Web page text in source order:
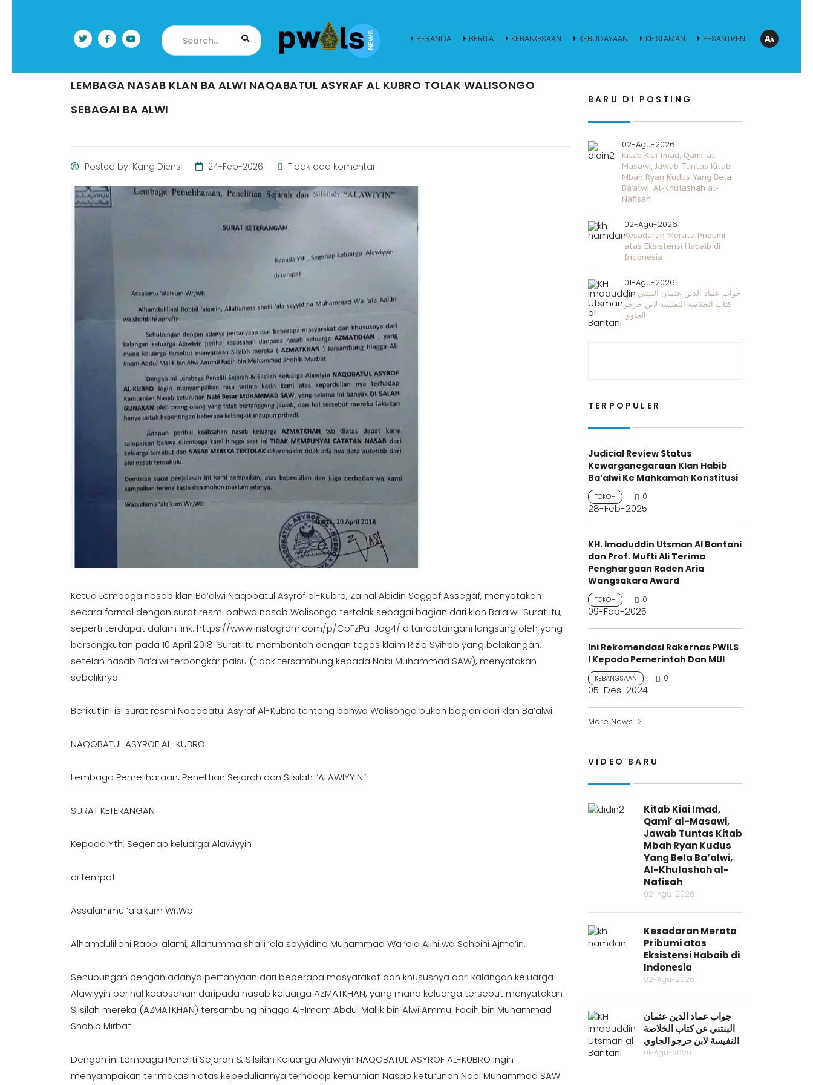
BERANDA BERITA KEBANGSAAN KEBUDAYAAN KEISLAMAN PESANTREN
LEMBAGA NASAB KLAN BA ALWI NAQABATUL ASYRAF AL KUBRO TOLAK WALISONGO
SEBAGAI BA ALWI
Posted by: Kang Diens 24-Feb-2026 Tidak ada komentar
Ketua Lembaga nasab klan Ba’alwi Naqobatul Asyrof al-Kubro, Zainal Abidin Seggaf Assegaf, menyatakan
secara formal dengan surat resmi bahwa nasab Walisongo tertolak sebagai bagian dari klan Ba’alwi. Surat itu,
seperti terdapat dalam link: https://www.instagram.com/p/CbFzPa-Jog4/ ditandatangani langsung oleh yang
bersangkutan pada 10 April 2018. Surat itu membantah dengan tegas klaim Riziq Syihab yang belakangan,
setelah nasab Ba’alwi terbongkar palsu (tidak tersambung kepada Nabi Muhammad SAW), menyatakan
sebaliknya.
Berikut ini isi surat resmi Naqobatul Asyraf Al-Kubro tentang bahwa Walisongo bukan bagian dari klan Ba’alwi:
NAQOBATUL ASYROF AL-KUBRO
Lembaga Pemeliharaan, Penelitian Sejarah dan Silsilah “ALAWIYYIN”
SURAT KETERANGAN
Kepada Yth, Segenap keluarga Alawiyyin
di tempat
Assalammu ‘alaikum Wr.Wb
Alhamdulillahi Rabbi alami, Allahumma shalli ‘ala sayyidina Muhammad Wa ‘ala Alihi wa Sohbihi Ajma’in.
Sehubungan dengan adanya pertanyaan dari beberapa masyarakat dan khususnya dari kalangan keluarga
Alawiyyin perihal keabsahan daripada nasab keluarga AZMATKHAN, yang mana keluarga tersebut menyatakan
Silsilah mereka (AZMATKHAN) tersambung hingga Al-Imam Abdul Mallik bin Alwi Ammul Faqih bin Muhammad
Shohib Mirbat.
Dengan ini Lembaga Peneliti Sejarah & Silsilah Keluarga Alawiyin NAQOBATUL ASYROF AL-KUBRO Ingin
menyampaikan terimakasih atas kepeduliannya terhadap kemurnian Nasab keturunan Nabi Muhammad SAW
BARU DI POSTING
Kitab Kiai Imad, Qami’ al-
Masawi, Jawab Tuntas Kitab
Mbah Ryan Kudus Yang Bela
Ba’alwi, Al-Khulashah al-
Nafisah
02-Agu-2026
Kesadaran Merata Pribumi
atas Eksistensi Habaib di
Indonesia
02-Agu-2026
جواب عماد الدين عثمان البنتني عن
كتاب الخلاصة النفيسة لابن حرجو
الجاوي
01-Agu-2026
TERPOPULER
Judicial Review Status
Kewarganegaraan Klan Habib
Ba’alwi Ke Mahkamah Konstitusi
TOKOH 0
28-Feb-2025
KH. Imaduddin Utsman Al Bantani
dan Prof. Mufti Ali Terima
Penghargaan Raden Aria
Wangsakara Award
TOKOH 0
09-Feb-2025
Ini Rekomendasi Rakernas PWILS
I Kepada Pemerintah Dan MUI
KEBANGSAAN 0
05-Des-2024
More News
VIDEO BARU
Kitab Kiai Imad,
Qami’ al-Masawi,
Jawab Tuntas Kitab
Mbah Ryan Kudus
Yang Bela Ba’alwi,
Al-Khulashah al-
Nafisah
02-Agu-2026
Kesadaran Merata
Pribumi atas
Eksistensi Habaib di
Indonesia
02-Agu-2026
جواب عماد الدين عثمان
البنتني عن كتاب الخلاصة
النفيسة لابن حرجو الجاوي
01-Agu-2026